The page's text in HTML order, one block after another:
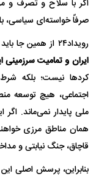
اگر با سلاح و تصرف و
صرفاً خواسته‌ای سیاسی،
رویداد۲۴ از همین جا باید خط اصلی این تحلیل را روشن کرد:
ایران و تمامیت سرزمینی
کرد‌ها نیست؛ بلکه
اجتماعی، هیچ توسعه
ملی پایدار نمی‌ماند. اگر
همان مناطق مرزی
قاچاق، جنگ نیابتی و
بنابراین، پرسش اصلی